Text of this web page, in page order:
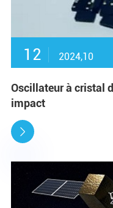
12 2024,10
Oscillateur à cristal
impact
